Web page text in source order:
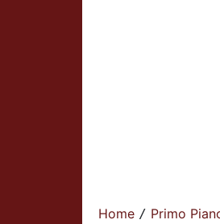
Home / Primo